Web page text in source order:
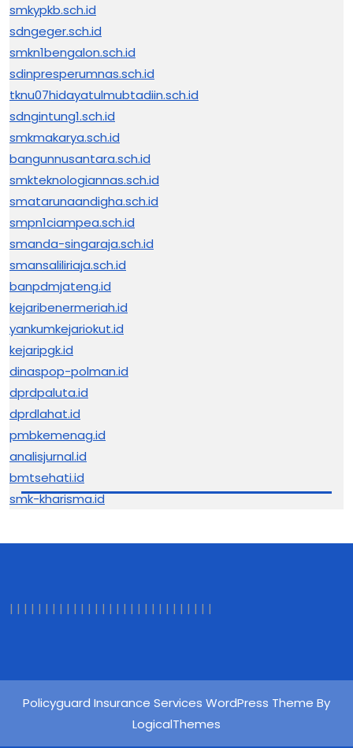
smkypkb.sch.id
sdngeger.sch.id
smkn1bengalon.sch.id
sdinpresperumnas.sch.id
tknu07hidayatulmubtadiin.sch.id
sdngintung1.sch.id
smkmakarya.sch.id
bangunnusantara.sch.id
smkteknologiannas.sch.id
smatarunaandigha.sch.id
smpn1ciampea.sch.id
smanda-singaraja.sch.id
smansaliliriaja.sch.id
banpdmjateng.id
kejaribenermeriah.id
yankumkejariokut.id
kejaripgk.id
dinaspop-polman.id
dprdpaluta.id
dprdlahat.id
pmbkemenag.id
analisjurnal.id
bmtsehati.id
smk-kharisma.id
| | | | | | | | | | | | | | | | | | | | | | | | | | | | |
Policyguard Insurance Services WordPress Theme By
LogicalThemes